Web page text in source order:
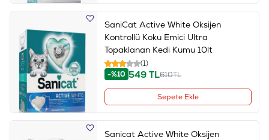
SaniCat Active White Oksijen
Kontrollü Koku Emici Ultra
Topaklanan Kedi Kumu 10lt
(1)
-%10 549TL610TL
Sepete Ekle
Sanicat Active White Oksijen